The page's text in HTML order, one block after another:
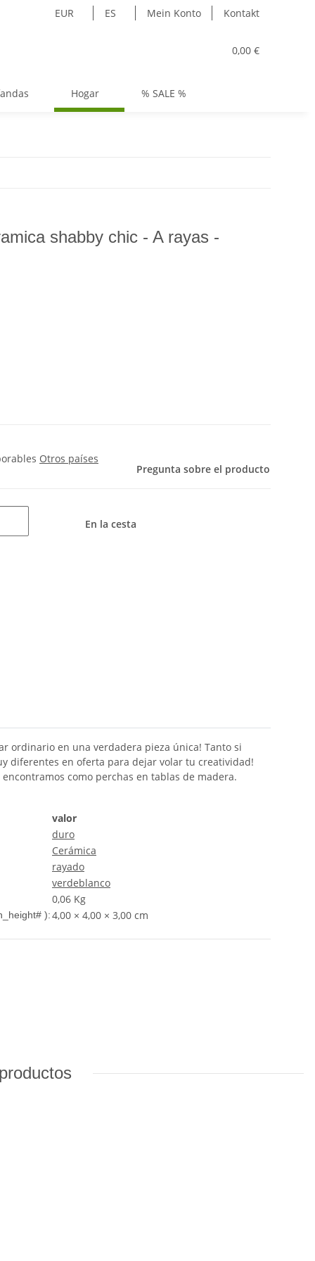
EUR ES Mein Konto Kontakt
0,00 €
Hogar % SALE %
shabby chic - A rayas -
Otros países
Pregunta sobre el producto
En la cesta
ordinario en una verdadera pieza única! Tanto si
diferentes en oferta para dejar volar tu creatividad!
como perchas en tablas de madera.
valor
duro
Cerámica
rayado
verdeblanco
0,06 Kg
):4,00 × 4,00 × 3,00 cm